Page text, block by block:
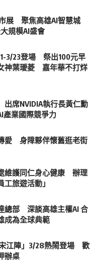
展 聚焦高雄AI智慧城
規模AI盛會
3/23登場 祭出100元早
神葉璦菱 嘉年華不打烊
席NVIDIA執行長黃仁勳
業國際競爭力
愛 身障夥伴懷舊逛老街
維護同仁身心健康 辦理
工旅遊活動」
總部 深談高雄主權AI 合
為全球典範
宋江陣」3/28熱鬧登場 歡
辦桌